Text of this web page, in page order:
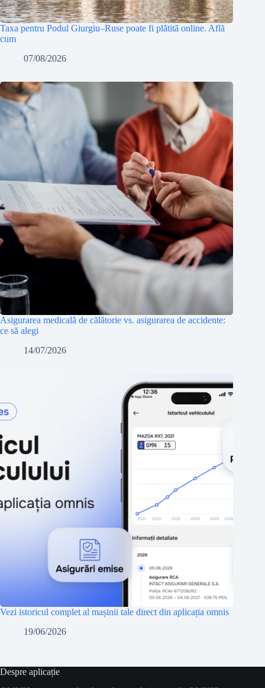
Taxa pentru Podul Giurgiu–Ruse poate fi plătită online. Află
cum
07/08/2026
Asigurarea medicală de călătorie vs. asigurarea de accidente:
ce să alegi
14/07/2026
Vezi istoricul complet al mașinii tale direct din aplicația omnis
19/06/2026
Despre aplicație